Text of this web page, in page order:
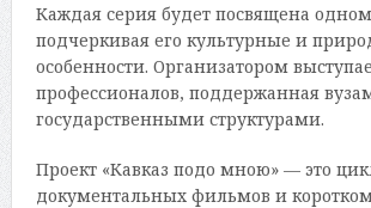
Каждая серия будет посвящена
подчеркивая его культурные и
особенности. Организатором
профессионалов, поддержанная
государственными структурами.
Проект «Кавказ подо мною» — это
документальных фильмов и